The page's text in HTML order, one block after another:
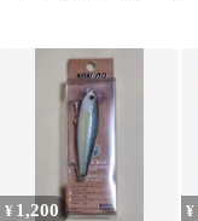
¥ 1,200 ¥